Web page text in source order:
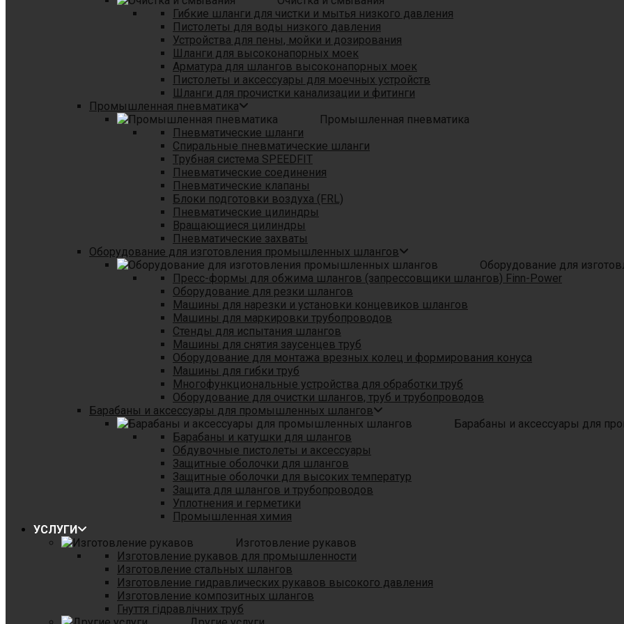
Гибкие шланги для чистки и мытья низкого давления
Пистолеты для воды низкого давления
Устройства для пены, мойки и дозирования
Шланги для высоконапорных моек
Арматура для шлангов высоконапорных моек
Пистолеты и аксессуары для моечных устройств
Шланги для прочистки канализации и фитинги
Промышленная пневматика
Промышленная пневматика
Пневматические шланги
Спиральные пневматические шланги
Tрубная система SPEEDFIT
Пневматические соединения
Пневматические клапаны
Блоки подготовки воздуха (FRL)
Пневматические цилиндры
Вращающиеся цилиндры
Пневматические захваты
Оборудование для изготовления промышленных шлангов
Оборудование для
Пресс-формы для обжима шлангов (запрессовщики шлангов) Finn-Power
Оборудование для резки шлангов
Машины для нарезки и установки концевиков шлангов
Машины для маркировки трубопроводов
Стенды для испытания шлангов
Машины для снятия заусенцев труб
Оборудование для монтажа врезных колец и формирования конуса
Машины для гибки труб
Многофункциональные устройства для обработки труб
Оборудование для очистки шлангов, труб и трубопроводов
Барабаны и аксессуары для промышленных шлангов
Барабаны и аксессуары для
Барабаны и катушки для шлангов
Обдувочные пистолеты и аксессуары
Защитные оболочки для шлангов
Защитные оболочки для высоких температур
Защита для шлангов и трубопроводов
Уплотнения и герметики
Промышленная химия
УСЛУГИ
Изготовление рукавов
Изготовление рукавов для промышленности
Изготовление стальных шлангов
Изготовление гидравлических рукавов высокого давления
Изготовление композитных шлангов
Гнуття гідравлічних труб